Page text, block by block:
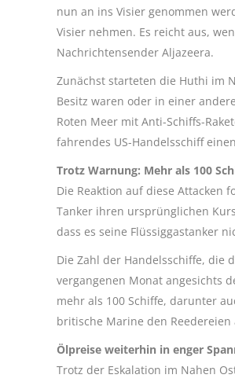
nun an ins Visier genommen
Visier nehmen. Es reicht aus,
Nachrichtensender Aljazeera.
Zunächst starteten die Huthi im
Besitz waren oder in einer
Roten Meer mit Anti-Schiffs-
fahrendes US-Handelsschiff
Trotz Warnung: Mehr als 100
Die Reaktion auf diese Attacken
Tanker ihren ursprünglichen
dass es seine Flüssiggastanker
Die Zahl der Handelsschiffe, die
vergangenen Monat angesichts
mehr als 100 Schiffe, darunter
britische Marine den
Ölpreise weiterhin in enger
Trotz der Eskalation im Nahen